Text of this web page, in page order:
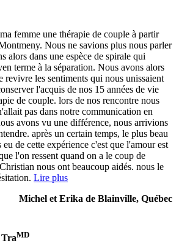
femme une thérapie de couple à partir
Nous ne savions plus nous parler
alors dans une espèce de spirale qui
terme à la séparation. Nous avons alors
revivre les sentiments qui nous unissaient
l'acquis de nos 15 années de vie
de couple. lors de nos rencontre nous
pas dans notre communication en
avons vu une différence, nous arrivions
après un certain temps, le plus beau
eu de cette expérience c'est que l'amour est
l'on ressent quand on a le coup de
nous ont beaucoup aidés. nous le
Lire plus
Michel et Erika de Blainville, Québec
MD